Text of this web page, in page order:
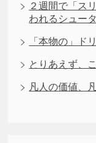
２週間で「ス
われるシュー
「本物の」ド
とりあえず、
凡人の価値、